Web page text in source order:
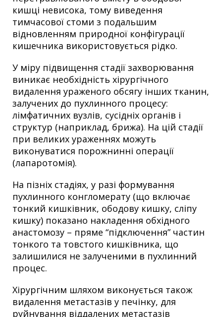
кишці невисока, тому виведення
тимчасової стоми з подальшим
відновленням природної конфігурації
кишечника використовується рідко.
У міру підвищення стадії захворювання
виникає необхідність хірургічного
видалення ураженого обсягу інших тканин,
залучених до пухлинного процесу:
лімфатичних вузлів, сусідніх органів і
структур (наприклад, брижа). На цій стадії
при великих ураженнях можуть
виконуватися порожнинні операції
(лапаротомія).
На пізніх стадіях, у разі формування
пухлинного конгломерату (що включає
тонкий кишківник, ободову кишку, сліпу
кишку) показано накладення обхідного
анастомозу – пряме “підключення” частин
тонкого та товстого кишківника, що
залишилися не залученими в пухлинний
процес.
Хірургічним шляхом виконується також
видалення метастазів у печінку, для
руйнування віддалених метастазів